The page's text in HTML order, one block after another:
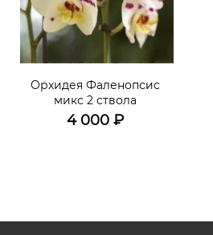
Орхидея Фаленопсис
микс 2 ствола
4 000₽